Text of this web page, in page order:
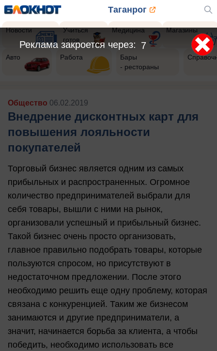
Таганрог
Новости
Учиться
готов
Медицина Магазины
Авто Работа
Бары
- рестораны
Общество 06.02.2019
Внедрение дисконтных карт для
повышения лояльности
покупателей
Торговый бизнес является одним из самых
прибыльных и распространенных. Огромное
количество предпринимателей выбрали для
себя товары, вышли с ними на рынок,
организовали успешный и прибыльный бизнес.
Такой бизнес очень просто организовать,
главное правильно подобрать товары, которые
пользуются спросом, но присутствуют в
недостаточном предложении. После этого
необходимо решить еще одну проблему, которая
связана с конкуренцией. Таким же бизнесом
занимаются и другие предприниматели, а
значит, начинается борьба за клиента, а чтобы
победить, необходимо использовать все
4
Реклама закроется через: